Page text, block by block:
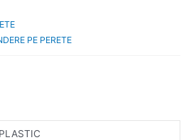
PE PERETE
PLASTIC